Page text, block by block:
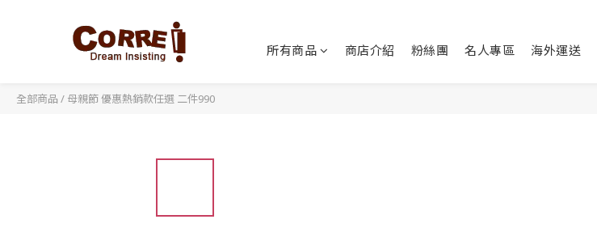
所有商品 商店介紹 粉絲團 名人專區 海外運送
全部商品 / 母親節 優惠熱銷款任選 二件990